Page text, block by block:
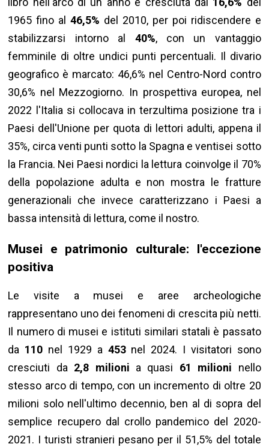
1965 fino al46,5% del 2010, per poi ridiscendere e
stabilizzarsi intorno al 40%, con un vantaggio
femminile di oltre undici punti percentuali. Il divario
geografico è marcato: 46,6% nel Centro-Nord contro
30,6% nel Mezzogiorno. In prospettiva europea, nel
2022 l'Italia si collocava in terzultima posizione tra i
Paesi dell'Unione per quota di lettori adulti, appena il
35%, circa venti punti sotto la Spagna e ventisei sotto
la Francia. Nei Paesi nordici la lettura coinvolge il 70%
della popolazione adulta e non mostra le fratture
generazionali che invece caratterizzano i Paesi a
bassa intensità di lettura, come il nostro.
Musei e patrimonio culturale: l'eccezione
positiva
Le visite a musei e aree archeologiche
rappresentano uno dei fenomeni di crescita più netti.
Il numero di musei e istituti similari statali è passato
da 110 nel 1929 a 453 nel 2024. I visitatori sono
cresciuti da 2,8 milioni a quasi 61 milioni nello
stesso arco di tempo, con un incremento di oltre 20
milioni solo nell'ultimo decennio, ben al di sopra del
semplice recupero dal crollo pandemico del 2020-
2021. I turisti stranieri pesano per il 51,5% del totale